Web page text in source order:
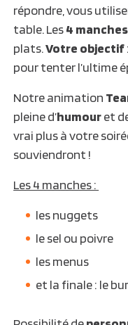
répondre, vous
table. Les4 manches
plats.Votre objectif
pour tenter l’ultime
Notre animation
pleine d’humouret
vrai plus à votre
souviendront !
Les 4 manches :
les nuggets
le sel ou poivre
les menus
et la finale : le